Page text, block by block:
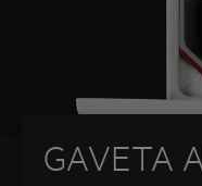
GAVETA